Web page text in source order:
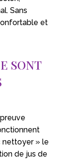
Sans
et
SONT
nettoyer » le
de jus de